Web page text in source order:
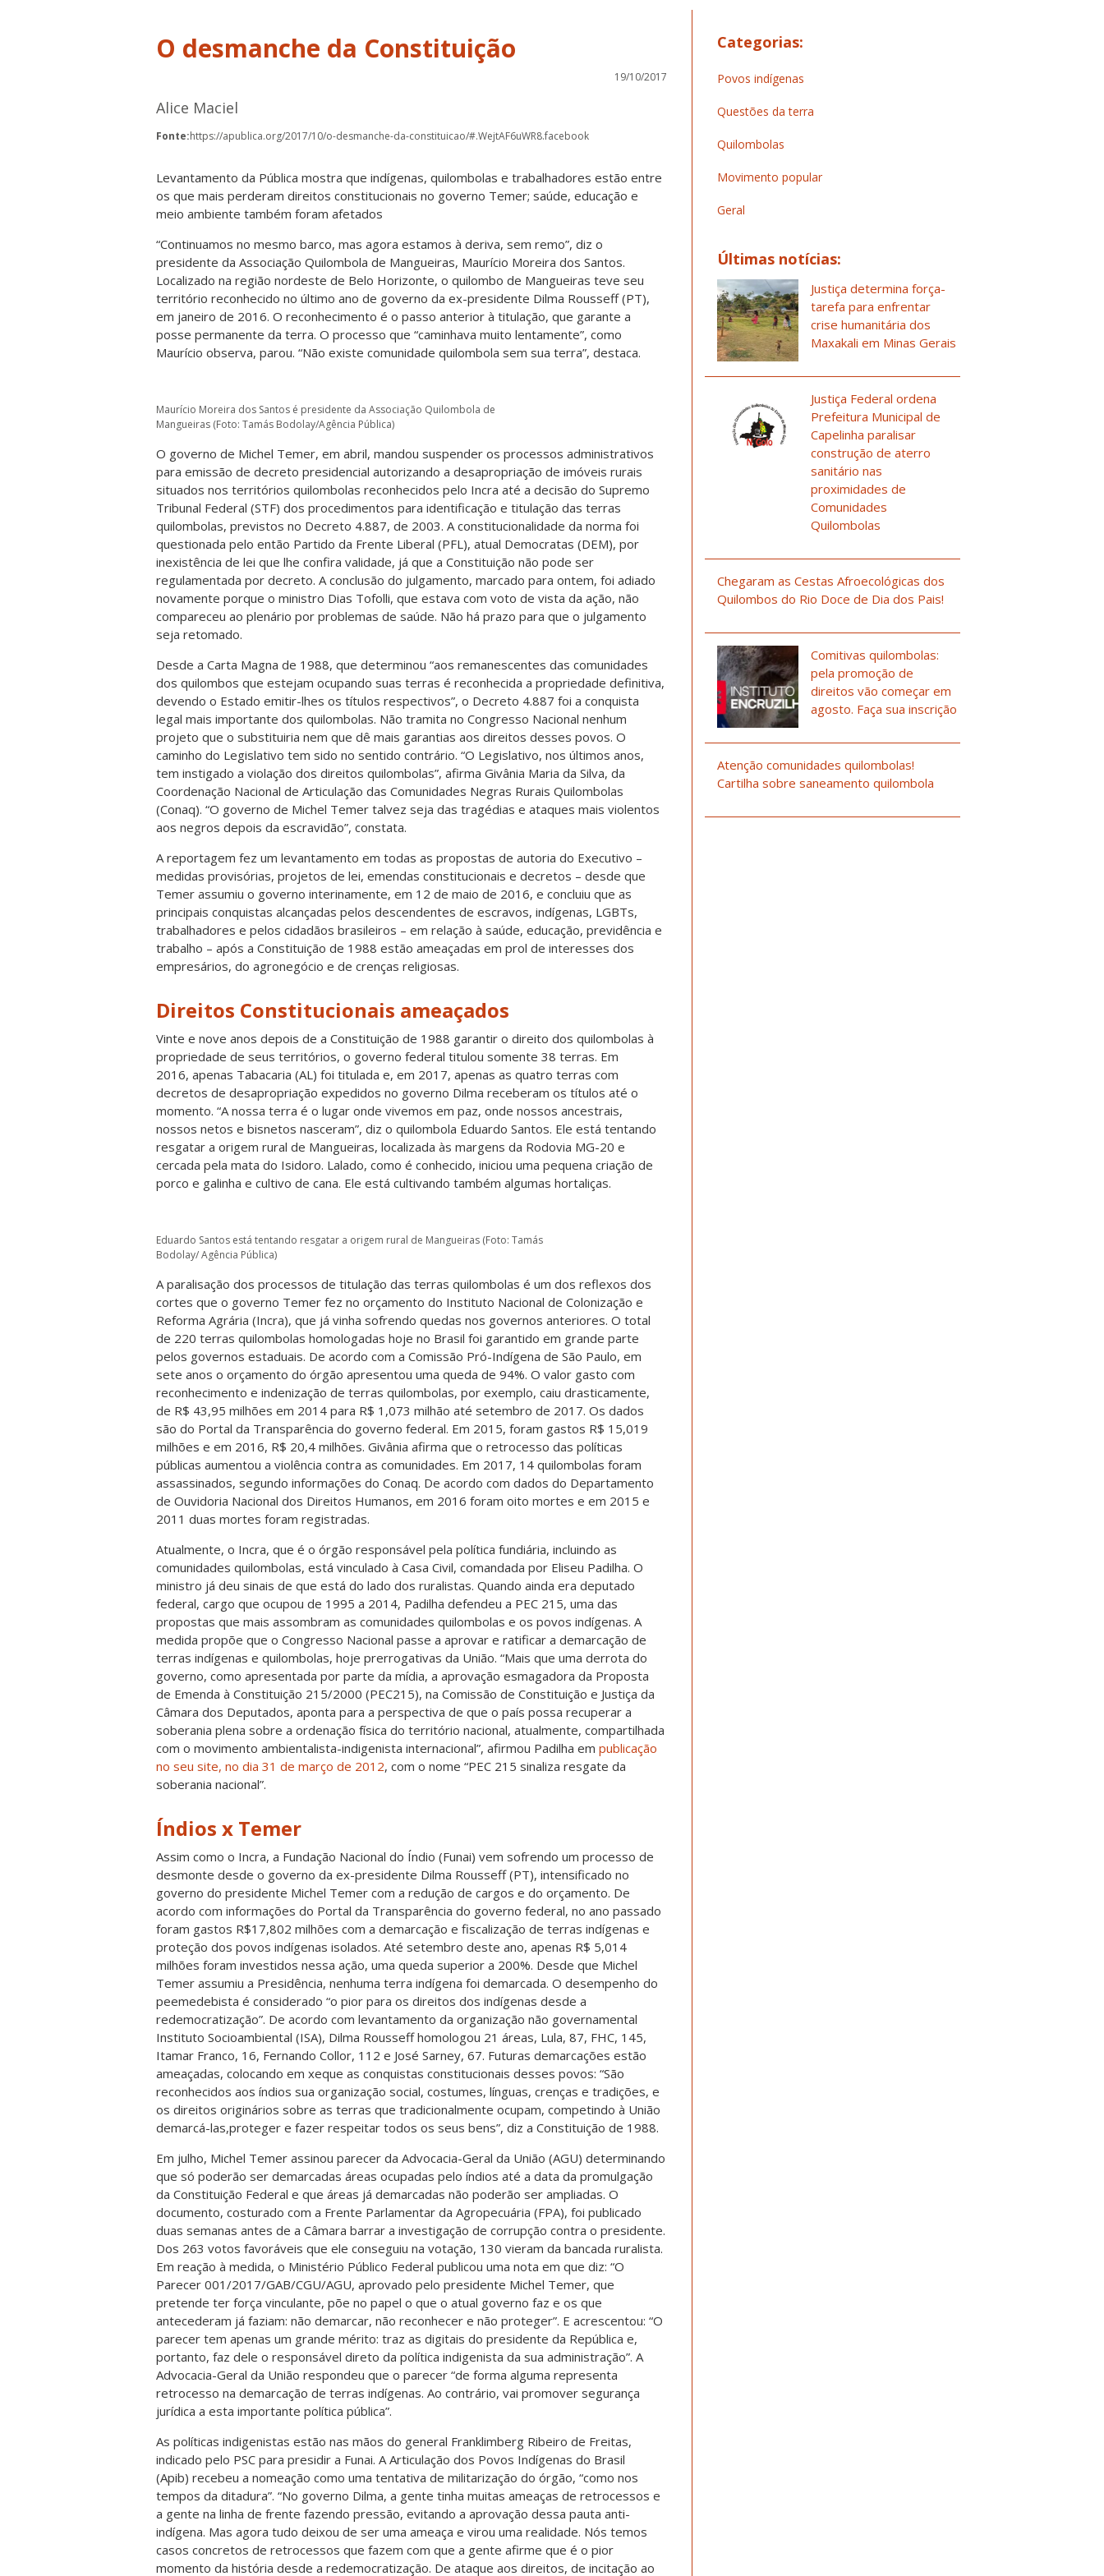
O desmanche da Constituição
19/10/2017
Alice Maciel
Fonte:https://apublica.org/2017/10/o-desmanche-da-constituicao/#.WejtAF6uWR8.facebook
Levantamento da Pública mostra que indígenas, quilombolas e trabalhadores estão entre
os que mais perderam direitos constitucionais no governo Temer; saúde, educação e
meio ambiente também foram afetados
“Continuamos no mesmo barco, mas agora estamos à deriva, sem remo”, diz o
presidente da Associação Quilombola de Mangueiras, Maurício Moreira dos Santos.
Localizado na região nordeste de Belo Horizonte, o quilombo de Mangueiras teve seu
território reconhecido no último ano de governo da ex-presidente Dilma Rousseff (PT),
em janeiro de 2016. O reconhecimento é o passo anterior à titulação, que garante a
posse permanente da terra. O processo que “caminhava muito lentamente”, como
Maurício observa, parou. “Não existe comunidade quilombola sem sua terra”, destaca.
Maurício Moreira dos Santos é presidente da Associação Quilombola de
Mangueiras (Foto: Tamás Bodolay/Agência Pública)
O governo de Michel Temer, em abril, mandou suspender os processos administrativos
para emissão de decreto presidencial autorizando a desapropriação de imóveis rurais
situados nos territórios quilombolas reconhecidos pelo Incra até a decisão do Supremo
Tribunal Federal (STF) dos procedimentos para identificação e titulação das terras
quilombolas, previstos no Decreto 4.887, de 2003. A constitucionalidade da norma foi
questionada pelo então Partido da Frente Liberal (PFL), atual Democratas (DEM), por
inexistência de lei que lhe confira validade, já que a Constituição não pode ser
regulamentada por decreto. A conclusão do julgamento, marcado para ontem, foi adiado
novamente porque o ministro Dias Tofolli, que estava com voto de vista da ação, não
compareceu ao plenário por problemas de saúde. Não há prazo para que o julgamento
seja retomado.
Desde a Carta Magna de 1988, que determinou “aos remanescentes das comunidades
dos quilombos que estejam ocupando suas terras é reconhecida a propriedade definitiva,
devendo o Estado emitir-lhes os títulos respectivos”, o Decreto 4.887 foi a conquista
legal mais importante dos quilombolas. Não tramita no Congresso Nacional nenhum
projeto que o substituiria nem que dê mais garantias aos direitos desses povos. O
caminho do Legislativo tem sido no sentido contrário. “O Legislativo, nos últimos anos,
tem instigado a violação dos direitos quilombolas”, afirma Givânia Maria da Silva, da
Coordenação Nacional de Articulação das Comunidades Negras Rurais Quilombolas
(Conaq). “O governo de Michel Temer talvez seja das tragédias e ataques mais violentos
aos negros depois da escravidão”, constata.
A reportagem fez um levantamento em todas as propostas de autoria do Executivo –
medidas provisórias, projetos de lei, emendas constitucionais e decretos – desde que
Temer assumiu o governo interinamente, em 12 de maio de 2016, e concluiu que as
principais conquistas alcançadas pelos descendentes de escravos, indígenas, LGBTs,
trabalhadores e pelos cidadãos brasileiros – em relação à saúde, educação, previdência e
trabalho – após a Constituição de 1988 estão ameaçadas em prol de interesses dos
empresários, do agronegócio e de crenças religiosas.
Direitos Constitucionais ameaçados
Vinte e nove anos depois de a Constituição de 1988 garantir o direito dos quilombolas à
propriedade de seus territórios, o governo federal titulou somente 38 terras. Em
2016, apenas Tabacaria (AL) foi titulada e, em 2017, apenas as quatro terras com
decretos de desapropriação expedidos no governo Dilma receberam os títulos até o
momento. “A nossa terra é o lugar onde vivemos em paz, onde nossos ancestrais,
nossos netos e bisnetos nasceram”, diz o quilombola Eduardo Santos. Ele está tentando
resgatar a origem rural de Mangueiras, localizada às margens da Rodovia MG-20 e
cercada pela mata do Isidoro. Lalado, como é conhecido, iniciou uma pequena criação de
porco e galinha e cultivo de cana. Ele está cultivando também algumas hortaliças.
Eduardo Santos está tentando resgatar a origem rural de Mangueiras (Foto: Tamás
Bodolay/ Agência Pública)
A paralisação dos processos de titulação das terras quilombolas é um dos reflexos dos
cortes que o governo Temer fez no orçamento do Instituto Nacional de Colonização e
Reforma Agrária (Incra), que já vinha sofrendo quedas nos governos anteriores. O total
de 220 terras quilombolas homologadas hoje no Brasil foi garantido em grande parte
pelos governos estaduais. De acordo com a Comissão Pró-Indígena de São Paulo, em
sete anos o orçamento do órgão apresentou uma queda de 94%. O valor gasto com
reconhecimento e indenização de terras quilombolas, por exemplo, caiu drasticamente,
de R$ 43,95 milhões em 2014 para R$ 1,073 milhão até setembro de 2017. Os dados
são do Portal da Transparência do governo federal. Em 2015, foram gastos R$ 15,019
milhões e em 2016, R$ 20,4 milhões. Givânia afirma que o retrocesso das políticas
públicas aumentou a violência contra as comunidades. Em 2017, 14 quilombolas foram
assassinados, segundo informações do Conaq. De acordo com dados do Departamento
de Ouvidoria Nacional dos Direitos Humanos, em 2016 foram oito mortes e em 2015 e
2011 duas mortes foram registradas.
Atualmente, o Incra, que é o órgão responsável pela política fundiária, incluindo as
comunidades quilombolas, está vinculado à Casa Civil, comandada por Eliseu Padilha. O
ministro já deu sinais de que está do lado dos ruralistas. Quando ainda era deputado
federal, cargo que ocupou de 1995 a 2014, Padilha defendeu a PEC 215, uma das
propostas que mais assombram as comunidades quilombolas e os povos indígenas. A
medida propõe que o Congresso Nacional passe a aprovar e ratificar a demarcação de
terras indígenas e quilombolas, hoje prerrogativas da União. “Mais que uma derrota do
governo, como apresentada por parte da mídia, a aprovação esmagadora da Proposta
de Emenda à Constituição 215/2000 (PEC215), na Comissão de Constituição e Justiça da
Câmara dos Deputados, aponta para a perspectiva de que o país possa recuperar a
soberania plena sobre a ordenação física do território nacional, atualmente, compartilhada
com o movimento ambientalista-indigenista internacional”, afirmou Padilha em publicação
no seu site, no dia 31 de março de 2012, com o nome “PEC 215 sinaliza resgate da
soberania nacional”.
Índios x Temer
Assim como o Incra, a Fundação Nacional do Índio (Funai) vem sofrendo um processo de
desmonte desde o governo da ex-presidente Dilma Rousseff (PT), intensificado no
governo do presidente Michel Temer com a redução de cargos e do orçamento. De
acordo com informações do Portal da Transparência do governo federal, no ano passado
foram gastos R$17,802 milhões com a demarcação e fiscalização de terras indígenas e
proteção dos povos indígenas isolados. Até setembro deste ano, apenas R$ 5,014
milhões foram investidos nessa ação, uma queda superior a 200%. Desde que Michel
Temer assumiu a Presidência, nenhuma terra indígena foi demarcada. O desempenho do
peemedebista é considerado “o pior para os direitos dos indígenas desde a
redemocratização”. De acordo com levantamento da organização não governamental
Instituto Socioambiental (ISA), Dilma Rousseff homologou 21 áreas, Lula, 87, FHC, 145,
Itamar Franco, 16, Fernando Collor, 112 e José Sarney, 67. Futuras demarcações estão
ameaçadas, colocando em xeque as conquistas constitucionais desses povos: “São
reconhecidos aos índios sua organização social, costumes, línguas, crenças e tradições, e
os direitos originários sobre as terras que tradicionalmente ocupam, competindo à União
demarcá-las,proteger e fazer respeitar todos os seus bens”, diz a Constituição de 1988.
Em julho, Michel Temer assinou parecer da Advocacia-Geral da União (AGU) determinando
que só poderão ser demarcadas áreas ocupadas pelo índios até a data da promulgação
da Constituição Federal e que áreas já demarcadas não poderão ser ampliadas. O
documento, costurado com a Frente Parlamentar da Agropecuária (FPA), foi publicado
duas semanas antes de a Câmara barrar a investigação de corrupção contra o presidente.
Dos 263 votos favoráveis que ele conseguiu na votação, 130 vieram da bancada ruralista.
Em reação à medida, o Ministério Público Federal publicou uma nota em que diz: “O
Parecer 001/2017/GAB/CGU/AGU, aprovado pelo presidente Michel Temer, que
pretende ter força vinculante, põe no papel o que o atual governo faz e os que
antecederam já faziam: não demarcar, não reconhecer e não proteger”. E acrescentou: “O
parecer tem apenas um grande mérito: traz as digitais do presidente da República e,
portanto, faz dele o responsável direto da política indigenista da sua administração”. A
Advocacia-Geral da União respondeu que o parecer “de forma alguma representa
retrocesso na demarcação de terras indígenas. Ao contrário, vai promover segurança
jurídica a esta importante política pública”.
As políticas indigenistas estão nas mãos do general Franklimberg Ribeiro de Freitas,
indicado pelo PSC para presidir a Funai. A Articulação dos Povos Indígenas do Brasil
(Apib) recebeu a nomeação como uma tentativa de militarização do órgão, “como nos
tempos da ditadura”. “No governo Dilma, a gente tinha muitas ameaças de retrocessos e
a gente na linha de frente fazendo pressão, evitando a aprovação dessa pauta anti-
indígena. Mas agora tudo deixou de ser uma ameaça e virou uma realidade. Nós temos
casos concretos de retrocessos que fazem com que a gente afirme que é o pior
momento da história desde a redemocratização. De ataque aos direitos, de incitação ao
Categorias:
Povos indígenas
Questões da terra
Quilombolas
Movimento popular
Geral
Últimas notícias:
Justiça determina força-
tarefa para enfrentar
crise humanitária dos
Maxakali em Minas Gerais
Justiça Federal ordena
Prefeitura Municipal de
Capelinha paralisar
construção de aterro
sanitário nas
proximidades de
Comunidades
Quilombolas
Chegaram as Cestas Afroecológicas dos
Quilombos do Rio Doce de Dia dos Pais!
Comitivas quilombolas:
pela promoção de
direitos vão começar em
agosto. Faça sua inscrição
Atenção comunidades quilombolas!
Cartilha sobre saneamento quilombola